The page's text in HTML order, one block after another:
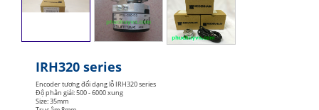
IRH320 series
Encoder tương đối dạng lỗ IRH320 series
Độ phân giải: 500 - 6000 xung
Size: 35mm